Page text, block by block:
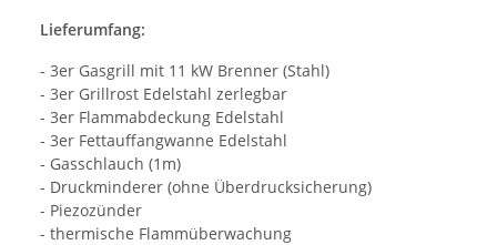
Lieferumfang:
- 3er Gasgrill mit 11 kW Brenner (Stahl)
- 3er Grillrost Edelstahl zerlegbar
- 3er Flammabdeckung Edelstahl
- 3er Fettauffangwanne Edelstahl
- Gasschlauch (1m)
- Druckminderer (ohne Überdrucksicherung)
- Piezozünder
- thermische Flammüberwachung